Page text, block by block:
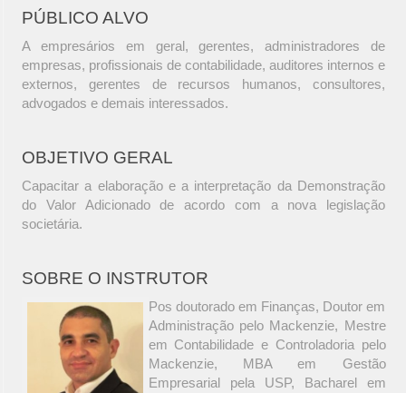
PÚBLICO ALVO
A empresários em geral, gerentes, administradores de
empresas, profissionais de contabilidade, auditores internos e
externos, gerentes de recursos humanos, consultores,
advogados e demais interessados.
OBJETIVO GERAL
Capacitar a elaboração e a interpretação da Demonstração
do Valor Adicionado de acordo com a nova legislação
societária.
SOBRE O INSTRUTOR
Pos doutorado em Finanças, Doutor em
Administração pelo Mackenzie, Mestre
em Contabilidade e Controladoria pelo
Mackenzie, MBA em Gestão
Empresarial pela USP, Bacharel em